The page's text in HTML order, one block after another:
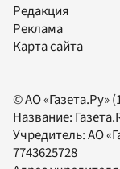
Редакция
Реклама
Карта сайта
© АО «Газета.Ру»
Название:
Учредитель:АО
7743625728